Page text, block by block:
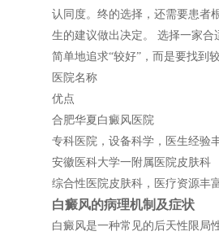
认同度。终的选择，还需要患者
生的建议做出决定。 选择一家合
简单地追求“较好”，而是要找到
医院名称
优点
合肥华夏白癜风医院
专科医院，设备科学，医生经验
安徽医科大学一附属医院皮肤科
综合性医院皮肤科，医疗资源丰
白癜风的病理机制及症状
白癜风是一种常见的后天性限局